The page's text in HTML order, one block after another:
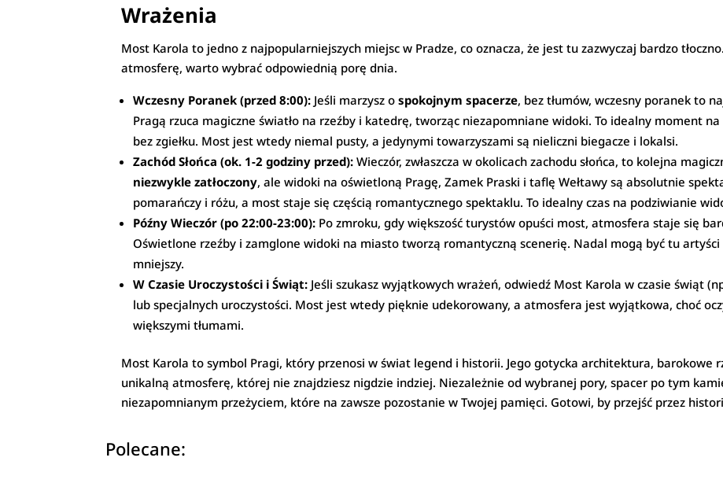
Wrażenia
Most Karola to jedno z najpopularniejszych miejsc w Pradze, co oznacza, że jest tu zazwyczaj bardzo
atmosferę, warto wybrać odpowiednią porę dnia.
Wczesny Poranek (przed 8:00): Jeśli marzysz ospokojnym spacerze, bez tłumów, wczesny poranek to
Pragą rzuca magiczne światło na rzeźby i katedrę, tworząc niezapomniane widoki. To idealny moment
bez zgiełku. Most jest wtedy niemal pusty, a jedynymi towarzyszami są nieliczni biegacze i lokalsi.
Zachód Słońca (ok. 1-2 godziny przed): Wieczór, zwłaszcza w okolicach zachodu słońca, to kolejna
niezwykle zatłoczony, ale widoki na oświetloną Pragę, Zamek Praski i taflę Wełtawy są absolutnie
pomarańczy i różu, a most staje się częścią romantycznego spektaklu. To idealny czas na podziwianie
Późny Wieczór (po 22:00-23:00): Po zmroku, gdy większość turystów opuści most, atmosfera staje się
Oświetlone rzeźby i zamglone widoki na miasto tworzą romantyczną scenerię. Nadal mogą być tu artyści
mniejszy.
W Czasie Uroczystości i Świąt: Jeśli szukasz wyjątkowych wrażeń, odwiedź Most Karola w czasie świąt
lub specjalnych uroczystości. Most jest wtedy pięknie udekorowany, a atmosfera jest wyjątkowa, choć
większymi tłumami.
Most Karola to symbol Pragi, który przenosi w świat legend i historii. Jego gotycka architektura, barokowe
unikalną atmosferę, której nie znajdziesz nigdzie indziej. Niezależnie od wybranej pory, spacer po tym
niezapomnianym przeżyciem, które na zawsze pozostanie w Twojej pamięci. Gotowi, by przejść przez
Polecane: